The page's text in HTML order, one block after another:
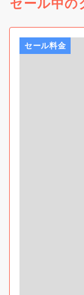
セール中の
セール料金